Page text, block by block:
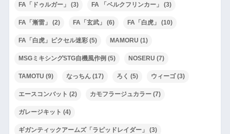
FA「ドゥルガー」 (3) FA 「ベルクフリンカー」 (3)
FA「漸雷」 (2) FA「玄武」 (6) FA「白虎」 (10)
FA「白虎」ピクセル迷彩(5) MAMORU (1)
MSGミキシングSTG自機風作例 (5) NOSERU (7)
TAMOTU (9) なっちん(17) ろく (5) ウィーゴ(3)
エースコンバット (2) カモフラージュカラー(7)
ガレージキット (4)
ギガンティックアームズ「ラピッドレイダー」 (3)